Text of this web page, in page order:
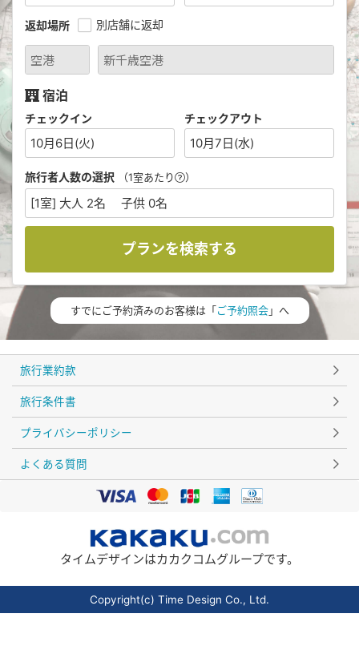
返却場所 別店舗に返却
宿泊
チェックイン
10月6日(火)
チェックアウト
10月7日(水)
旅行者人数の選択 （1室あたり ）
[1室] 大人 2名 子供 0名
プランを検索する
すでにご予約済みのお客様は「ご予約照会」へ
旅行業約款
旅行条件書
プライバシーポリシー
よくある質問
タイムデザインはカカクコムグループです。
Copyright(c) Time Design Co., Ltd.